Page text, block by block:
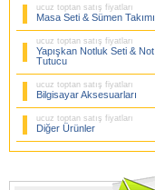
ucuz toptan satış fiyatları
Masa Seti & Sümen Takımı
ucuz toptan satış fiyatları
Yapışkan Notluk Seti & Not
Tutucu
ucuz toptan satış fiyatları
Bilgisayar Aksesuarları
ucuz toptan satış fiyatları
Diğer Ürünler